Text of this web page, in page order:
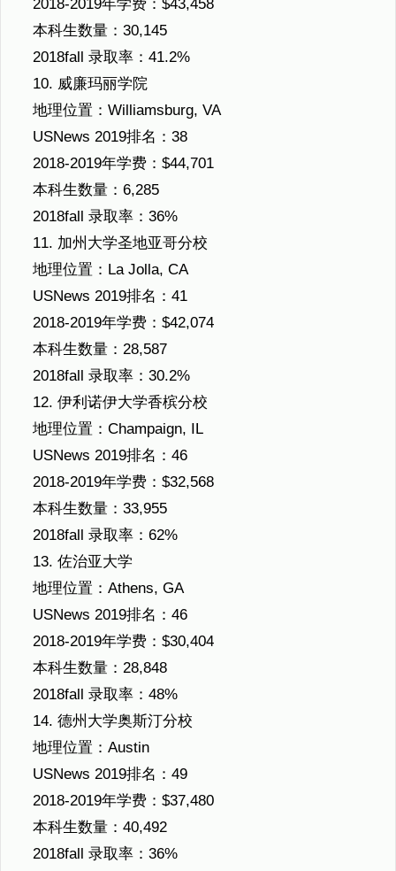
2018-2019年学费：$43,458
本科生数量：30,145
2018fall 录取率：41.2%
10. 威廉玛丽学院
地理位置：Williamsburg, VA
USNews 2019排名：38
2018-2019年学费：$44,701
本科生数量：6,285
2018fall 录取率：36%
11. 加州大学圣地亚哥分校
地理位置：La Jolla, CA
USNews 2019排名：41
2018-2019年学费：$42,074
本科生数量：28,587
2018fall 录取率：30.2%
12. 伊利诺伊大学香槟分校
地理位置：Champaign, IL
USNews 2019排名：46
2018-2019年学费：$32,568
本科生数量：33,955
2018fall 录取率：62%
13. 佐治亚大学
地理位置：Athens, GA
USNews 2019排名：46
2018-2019年学费：$30,404
本科生数量：28,848
2018fall 录取率：48%
14. 德州大学奥斯汀分校
地理位置：Austin
USNews 2019排名：49
2018-2019年学费：$37,480
本科生数量：40,492
2018fall 录取率：36%